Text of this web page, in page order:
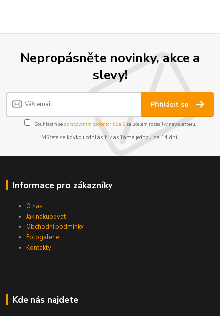
Nepropásněte novinky, akce a
slevy!
Přihlásit se
Souhlasím se zpracováním osobních údajůza účelem rozesílky newsletteru.
Můžete se kdykoli odhlásit. Zasíláme jednou za 14 dní.
Informace pro zákazníky
O nás
Jak nakupovat
Obchodní podmínky
Fotogalerie
Kontakty
Kde nás najdete